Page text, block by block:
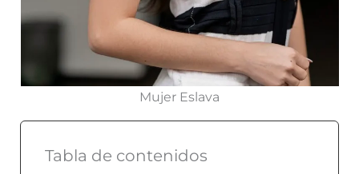
Mujer Eslava
Tabla de contenidos